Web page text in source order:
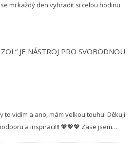
mi každý den vyhradit si celou hodinu
JE NÁSTROJ PRO SVOBODNOU
to vidím a ano, mám velkou touhu! Děkuji
a inspiraci!!! 💖💖💖 Zase jsem…